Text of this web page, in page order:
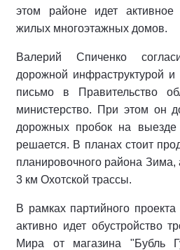
этом районе идет активное
жилых многоэтажных домов.
Валерий Спиченко
дорожной инфраструктурой
письмо в Правительство
министерство. При этом он
дорожных пробок на
решается. В планах стоит
планировочного района Зима,
3 км Охотской трассы.
В рамках партийного
активно идет обустройство
Мира от магазина "Бубль